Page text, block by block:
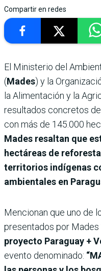
Compartir en redes
El Ministerio del
(Mades) y la
la Alimentación y la
resultados concretos
con más de 145.000
Mades resaltan que
hectáreas de
territorios indígenas
ambientales en
Mencionan que uno de
presentados por Mades
proyecto Paraguay +
evento denominado: